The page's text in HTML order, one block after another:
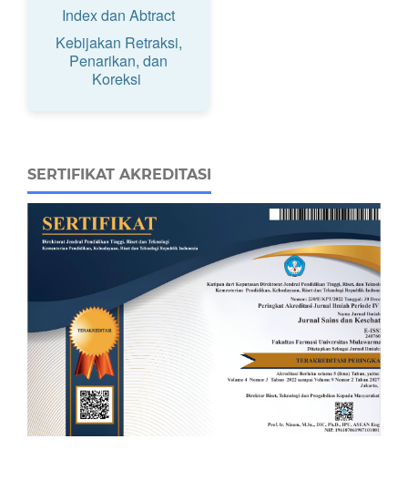
Index dan Abtract
Kebijakan Retraksi,
Penarikan, dan
Koreksi
SERTIFIKAT AKREDITASI